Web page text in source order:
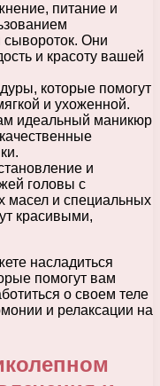
питание и
сывороток. Они
и красоту вашей
которые помогут
и ухоженной.
идеальный маникюр
и
головы с
масел и специальных
красивыми,
насладиться
помогут вам
о своем теле
и релаксации на